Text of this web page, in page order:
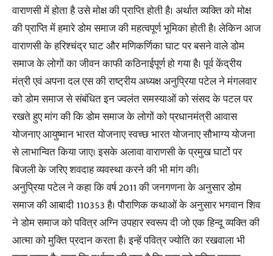
वाराणसी में होता है उसे मोक्ष की प्राप्ति होती है। अर्थात व्यक्ति को मोक्ष
की प्राप्ति में हमारे डोम समाज की महत्वपूर्ण भूमिका होती है। लेकिन आज
वाराणसी के हरिश्चंद्र घाट और मणिकर्णिका घाट पर बसने वाले डोम
समाज के लोगों का जीवन काफी कठिनाईपूर्ण हो गया है। पूर्व केंद्रीय
मंत्री एवं अपना दल एस की राष्ट्रीय अध्यक्ष अनुप्रिया पटेल ने मंगलवार
को डोम समाज से संबंधित इन ज्वलंत समस्याओं को संसद के पटल पर
रखते हुए मांग की कि डोम समाज के लोगों को प्रधानमंत्री आवास
योजनाए आयुष्मान भारत योजनाए स्वच्छ भारत योजनाए सौभाग्य योजना
से लाभान्वित किया जाए। इसके अलावा वाराणसी के प्रमुख घाटों पर
बिजली के जरिए शवदाह व्यवस्था करने की भी मांग की।
अनुप्रिया पटेल ने कहा कि वर्ष 2011 की जनगणना के अनुसार डोम
समाज की आबादी 110353 है। पौराणिक कथाओं के अनुसार भगवान शिव
ने डोम समाज को पवित्र अग्नि उपहार स्वरूप दी जो एक हिन्दू व्यक्ति की
आत्मा को मुक्ति प्रदान करता है। इन्हें पवित्र ज्योति का रखवाला भी